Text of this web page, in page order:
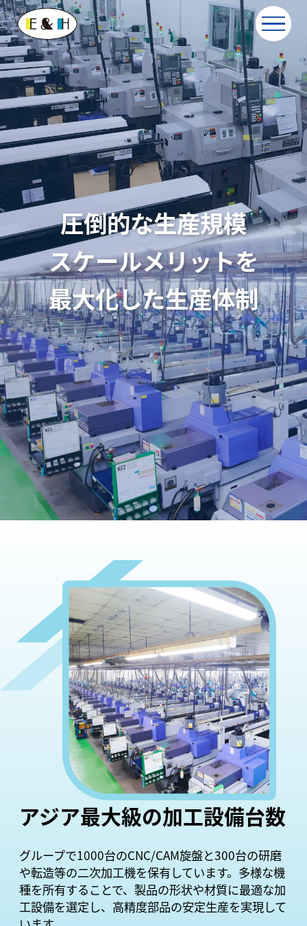
圧倒的な生産規模
スケールメリットを
最大化した生産体制
アジア最大級の加工設備台数
グループで1000台のCNC/CAM旋盤と300台の研磨
や転造等の二次加工機を保有しています。多様な機
種を所有することで、製品の形状や材質に最適な加
工設備を選定し、高精度部品の安定生産を実現して